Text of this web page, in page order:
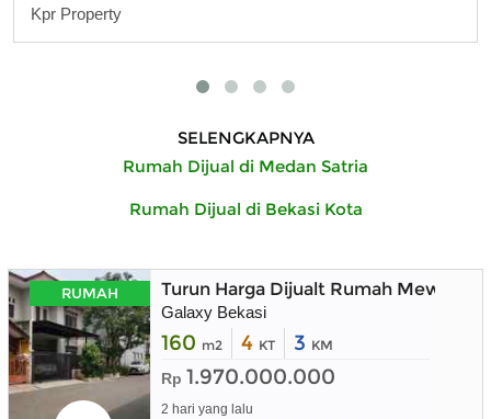
Kpr Property
SELENGKAPNYA
Rumah Dijual di Medan Satria
Rumah Dijual di Bekasi Kota
RUMAH Turun Harga Dijualt Rumah Mewah
Galaxy Bekasi
160 m2 4 KT 3 KM
Rp 1.970.000.000
2 hari yang lalu